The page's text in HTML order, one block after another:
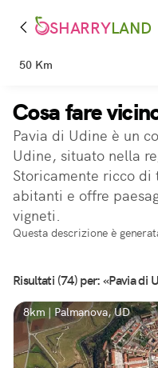
SHARRYLAND
50 Km
Cosa fare
Pavia di Udine è un
Udine, situato nella
Storicamente ricco
abitanti e offre
vigneti.
Questa descrizione è
Risultati (74) per: «Pavia di
8km | Palmanova, UD